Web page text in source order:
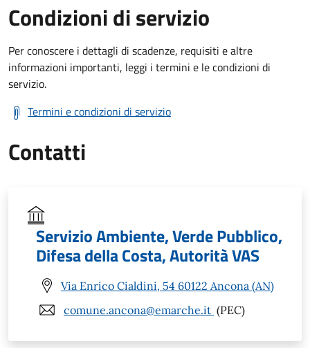
Condizioni di servizio
Per conoscere i dettagli di scadenze, requisiti e altre
informazioni importanti, leggi i termini e le condizioni di
servizio.
Termini e condizioni di servizio
Contatti
Servizio Ambiente, Verde Pubblico,
Difesa della Costa, Autorità VAS
Via Enrico Cialdini, 54 60122 Ancona (AN)
comune.ancona@emarche.it (PEC)